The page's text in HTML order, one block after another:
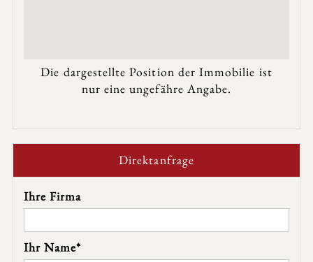
Die dargestellte Position der Immobilie ist
nur eine ungefähre Angabe.
Direktanfrage
Ihre Firma
Ihr Name*